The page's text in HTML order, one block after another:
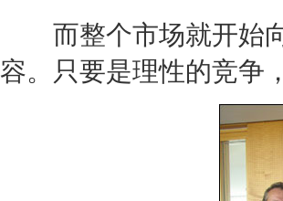
而整个市场就开始向
容。只要是理性的竞争